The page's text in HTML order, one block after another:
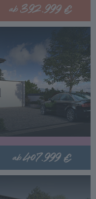
ab392.999 €
ab407.999 €